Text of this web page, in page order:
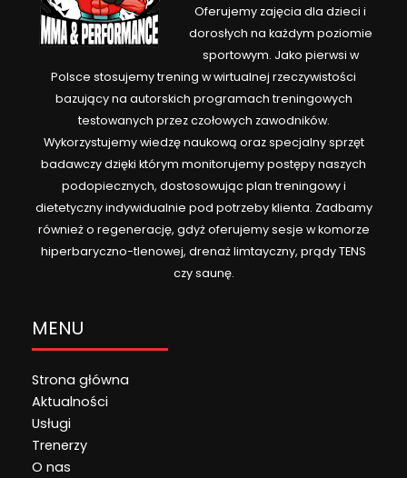
Oferujemy zajęcia dla dzieci i
dorosłych na każdym poziomie
sportowym. Jako pierwsi w
Polsce stosujemy trening w wirtualnej rzeczywistości
bazujący na autorskich programach treningowych
testowanych przez czołowych zawodników.
Wykorzystujemy wiedzę naukową oraz specjalny sprzęt
badawczy dzięki którym monitorujemy postępy naszych
podopiecznych, dostosowując plan treningowy i
dietetyczny indywidualnie pod potrzeby klienta. Zadbamy
również o regenerację, gdyż oferujemy sesje w komorze
hiperbaryczno-tlenowej, drenaż limtayczny, prądy TENS
czy saunę.
MENU
Strona główna
Aktualności
Usługi
Trenerzy
O nas